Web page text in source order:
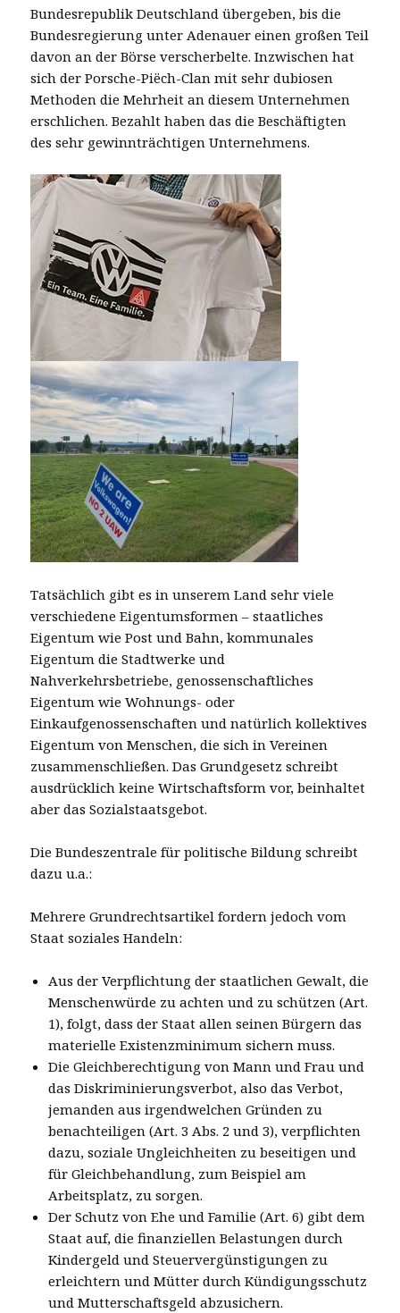
Bundesrepublik Deutschland übergeben, bis die
Bundesregierung unter Adenauer einen großen Teil
davon an der Börse verscherbelte. Inzwischen hat
sich der Porsche-Piëch-Clan mit sehr dubiosen
Methoden die Mehrheit an diesem Unternehmen
erschlichen. Bezahlt haben das die Beschäftigten
des sehr gewinnträchtigen Unternehmens.
Tatsächlich gibt es in unserem Land sehr viele
verschiedene Eigentumsformen – staatliches
Eigentum wie Post und Bahn, kommunales
Eigentum die Stadtwerke und
Nahverkehrsbetriebe, genossenschaftliches
Eigentum wie Wohnungs- oder
Einkaufgenossenschaften und natürlich kollektives
Eigentum von Menschen, die sich in Vereinen
zusammenschließen. Das Grundgesetz schreibt
ausdrücklich keine Wirtschaftsform vor, beinhaltet
aber das Sozialstaatsgebot.
Die Bundeszentrale für politische Bildung schreibt
dazu u.a.:
Mehrere Grundrechtsartikel fordern jedoch vom
Staat soziales Handeln:
Aus der Verpflichtung der staatlichen Gewalt, die
Menschenwürde zu achten und zu schützen (Art.
1), folgt, dass der Staat allen seinen Bürgern das
materielle Existenzminimum sichern muss.
Die Gleichberechtigung von Mann und Frau und
das Diskriminierungsverbot, also das Verbot,
jemanden aus irgendwelchen Gründen zu
benachteiligen (Art. 3 Abs. 2 und 3), verpflichten
dazu, soziale Ungleichheiten zu beseitigen und
für Gleichbehandlung, zum Beispiel am
Arbeitsplatz, zu sorgen.
Der Schutz von Ehe und Familie (Art. 6) gibt dem
Staat auf, die finanziellen Belastungen durch
Kindergeld und Steuervergünstigungen zu
erleichtern und Mütter durch Kündigungsschutz
und Mutterschaftsgeld abzusichern.